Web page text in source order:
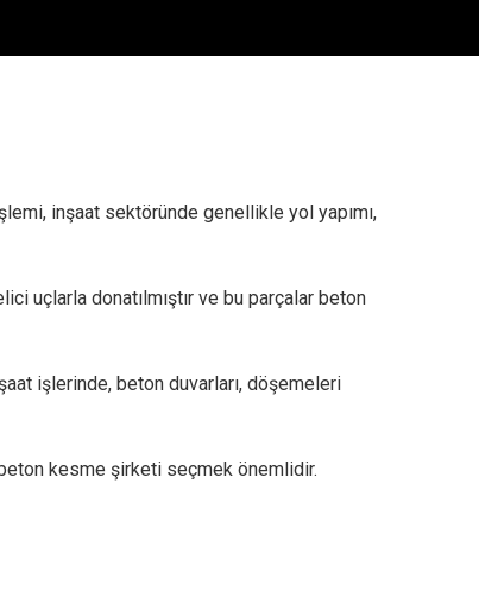
inşaat sektöründe genellikle yol yapımı,
uçlarla donatılmıştır ve bu parçalar beton
işlerinde, beton duvarları, döşemeleri
kesme şirketi seçmek önemlidir.